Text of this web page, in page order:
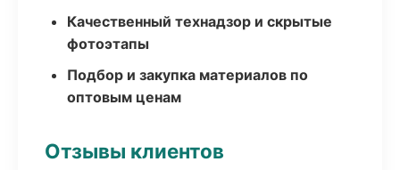
Качественный технадзор и скрытые
фотоэтапы
Подбор и закупка материалов по
оптовым ценам
Отзывы клиентов